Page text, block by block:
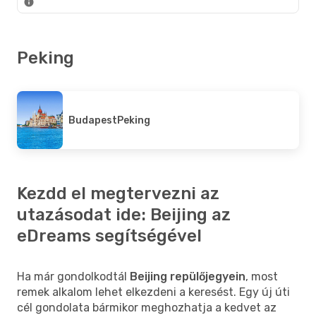
Peking
BudapestPeking
Kezdd el megtervezni az
utazásodat ide: Beijing az
eDreams segítségével
Ha már gondolkodtál Beijing repülőjegyein, most
remek alkalom lehet elkezdeni a keresést. Egy új úti
cél gondolata bármikor meghozhatja a kedvet az